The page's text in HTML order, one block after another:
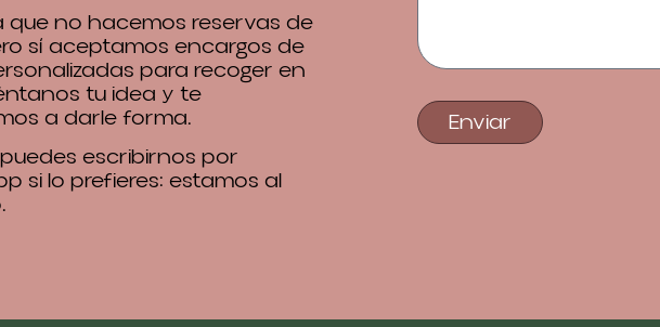
que no hacemos reservas de
sí aceptamos encargos de
para recoger en
tu idea y te
a darle forma.
escribirnos por
si lo prefieres: estamos al
Enviar